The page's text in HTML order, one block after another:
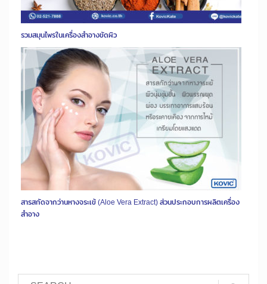
รวมสมุนไพรในเครื่องสำอางขัดผิว
สารสกัดจากว่านหางจระเข้ (Aloe Vera Extract) ส่วนประกอบการผลิตเครื่อง
สำอาง